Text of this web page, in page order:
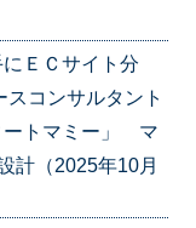
ＥＣサイト分
コンサルタント
トマミー」 マ
計（2025年10月